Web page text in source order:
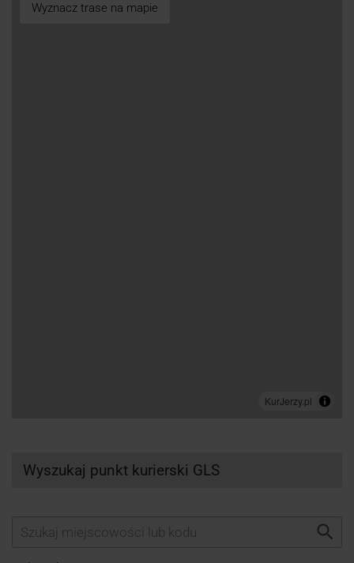
Wyznacz trase na mapie
Wyszukaj punkt kurierski GLS